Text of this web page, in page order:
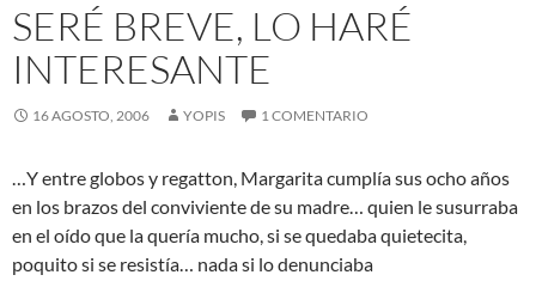
SERÉ BREVE, LO HARÉ
INTERESANTE
16 AGOSTO, 2006 YOPIS 1 COMENTARIO
…Y entre globos y regatton, Margarita cumplía sus ocho años
en los brazos del conviviente de su madre… quien le susurraba
en el oído que la quería mucho, si se quedaba quietecita,
poquito si se resistía… nada si lo denunciaba